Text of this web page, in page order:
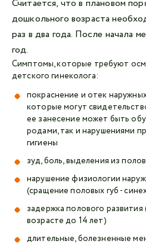
Считается, что в плановом
дошкольного возраста
раз в два года. После начала
год.
Симптомы, которые требуют
детского гинеколога:
покраснение и отек
которые могут
ее занесение может быть
родами, так и нарушениями
гигиены
зуд, боль, выделения из
нарушение физиологии
(сращение половых губ -
задержка полового
возрасте до 14 лет)
длительные, болезненные